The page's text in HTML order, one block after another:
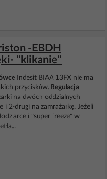
-EBDH
"klikanie"
Indesit BIAA 13FX nie ma
przycisków. Regulacja
na dwóch oddzialnych
i 2-drugi na zamrażarkę. Jeżeli
i "super freeze" w